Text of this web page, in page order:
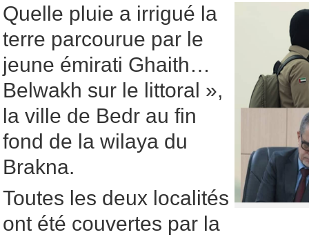
Quelle pluie a irrigué la
terre parcourue par le
jeune émirati Ghaith…
Belwakh sur le littoral »,
la ville de Bedr au fin
fond de la wilaya du
Brakna.
Toutes les deux localités
ont été couvertes par la